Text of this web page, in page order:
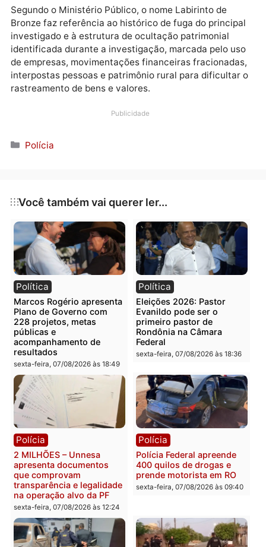
A fase ostensiva da operação conta com apoio da
Polícia Militar de Rondônia, Polícia Civil de Rondônia,
Secretaria de Estado de Justiça, Polícia Penal de
Rondônia, Polícia Técnico-Científica de Rondônia,
Corpo de Bombeiros Militar de Rondônia, Força-
Departamento Estadual de Estradas de Rodagem e
identificada durante a investigação, marcada pelo
interpostas pessoas e patrimônio rural para
rastreamento de bens e valores.
Publicidade
Categorias
Polícia
Você também vai querer ler...
Política
Marcos Rogério apresenta
Plano de Governo com
228 projetos, metas
públicas e
acompanhamento de
resultados
Política
Eleições 2026: Pastor
Evanildo pode ser o
Rondônia na Câmara
Federal
sexta-feira, 07/08/2026 às